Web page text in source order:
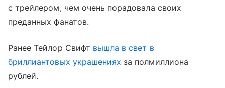
с трейлером, чем очень порадовала своих
преданных фанатов.
Ранее Тейлор Свифт вышла в свет в
бриллиантовых украшениях за полмиллиона
рублей.